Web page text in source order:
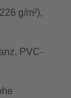
g/m²),
PVC-